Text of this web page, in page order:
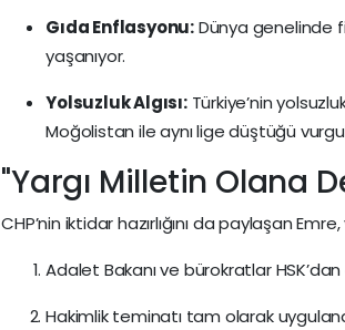
Gıda Enflasyonu:Dünya genelinde
yaşanıyor.
Yolsuzluk Algısı:Türkiye’nin
Moğolistan ile aynı lige düştüğü
"Yargı Milletin Olana
CHP’nin iktidar hazırlığını da paylaşan
Adalet Bakanı ve bürokratlar HSK’dan
Hakimlik teminatı tam olarak